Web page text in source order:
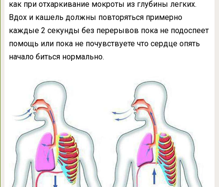
как при отхаркивание мокроты из глубины легких.
Вдох и кашель должны повторяться примерно
каждые 2 секунды без перерывов пока не подоспеет
помощь или пока не почувствуете что сердце опять
начало биться нормально.